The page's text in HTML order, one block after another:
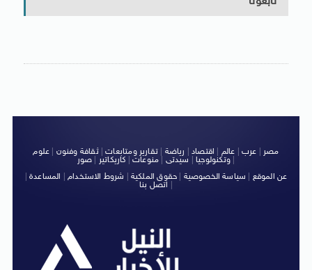
مصر عرب عالم اقتصاد رياضة |تقارير ومتابعات|ثقافة وفنون
علوم
وتكنولوجيا| سيدتى منوعات كاريكاتير صور
|
عن الموقع
سياسة الخصوصية حقوق الملكية شروط الاستخدام| المساعدة|
اتصل بنا